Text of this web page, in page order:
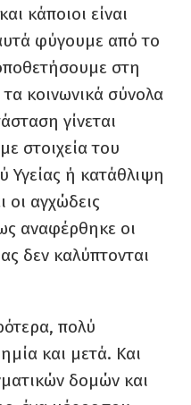
κάποιοι είναι
φύγουμε από το
στη
κοινωνικά σύνολα
γίνεται
στοιχεία του
Υγείας ή κατάθλιψη
οι αγχώδεις
αναφέρθηκε οι
δεν καλύπτονται
πολύ
και μετά. Και
δομών και